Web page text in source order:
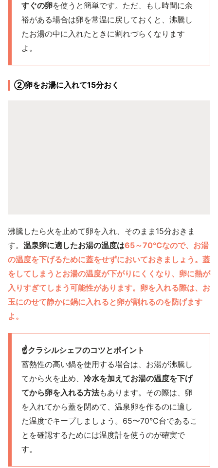
すぐの卵を使うと簡単です。ただ、もし時間に余
裕がある場合は卵を常温に戻しておくと、沸騰し
たお湯の中に入れたときに割れづらくなります
よ。
②卵をお湯に入れて15分おく
沸騰したら火を止めて卵を入れ、そのまま15分おきま
す。 温泉卵に適したお湯の温度は65～70℃なので、お湯
の温度を下げるために蓋をせずにおいておきましょう。蓋
をしてしまうとお湯の温度が下がりにくくなり、卵に熱が
入りすぎてしまう可能性があります。卵を入れる際は、お
玉にのせて静かに鍋に入れると卵が割れるのを防げます
よ。
☝️クラシルシェフのコツとポイント
蓄熱性の高い鍋を使用する場合は、お湯が沸騰し
てから火を止め、 冷水を加えてお湯の温度を下げ
てから卵を入れる方法もあります。その際は、卵
を入れてから蓋を閉めて、温泉卵を作るのに適し
た温度でキープしましょう。65〜70℃台であるこ
とを確認するためには温度計を使うのが確実で
す。